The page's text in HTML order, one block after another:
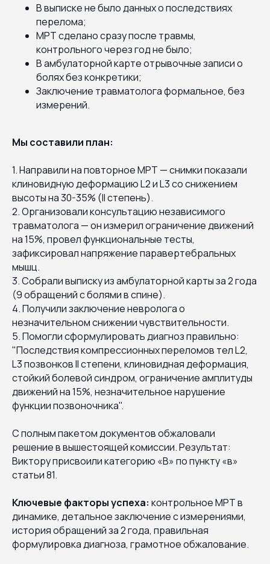
В выписке не было данных о последствиях
перелома;
МРТ сделано сразу после травмы,
контрольного через год не было;
В амбулаторной карте отрывочные записи о
болях без конкретики;
Заключение травматолога формальное, без
измерений.
Мы составили план:
1. Направили на повторное МРТ — снимки показали
клиновидную деформацию L2 и L3 со снижением
высоты на 30-35% (II степень).
2. Организовали консультацию независимого
травматолога — он измерил ограничение движений
на 15%, провел функциональные тесты,
зафиксировал напряжение паравертебральных
мышц.
3. Собрали выписку из амбулаторной карты за 2 года
(9 обращений с болями в спине).
4. Получили заключение невролога о
незначительном снижении чувствительности.
5. Помогли сформулировать диагноз правильно:
"Последствия компрессионных переломов тел L2,
L3 позвонков II степени, клиновидная деформация,
стойкий болевой синдром, ограничение амплитуды
движений на 15%, незначительное нарушение
функции позвоночника".
С полным пакетом документов обжаловали
решение в вышестоящей комиссии. Результат:
Виктору присвоили категорию «В» по пункту «в»
статьи 81.
Ключевые факторы успеха: контрольное МРТ в
динамике, детальное заключение с измерениями,
история обращений за 2 года, правильная
формулировка диагноза, грамотное обжалование.